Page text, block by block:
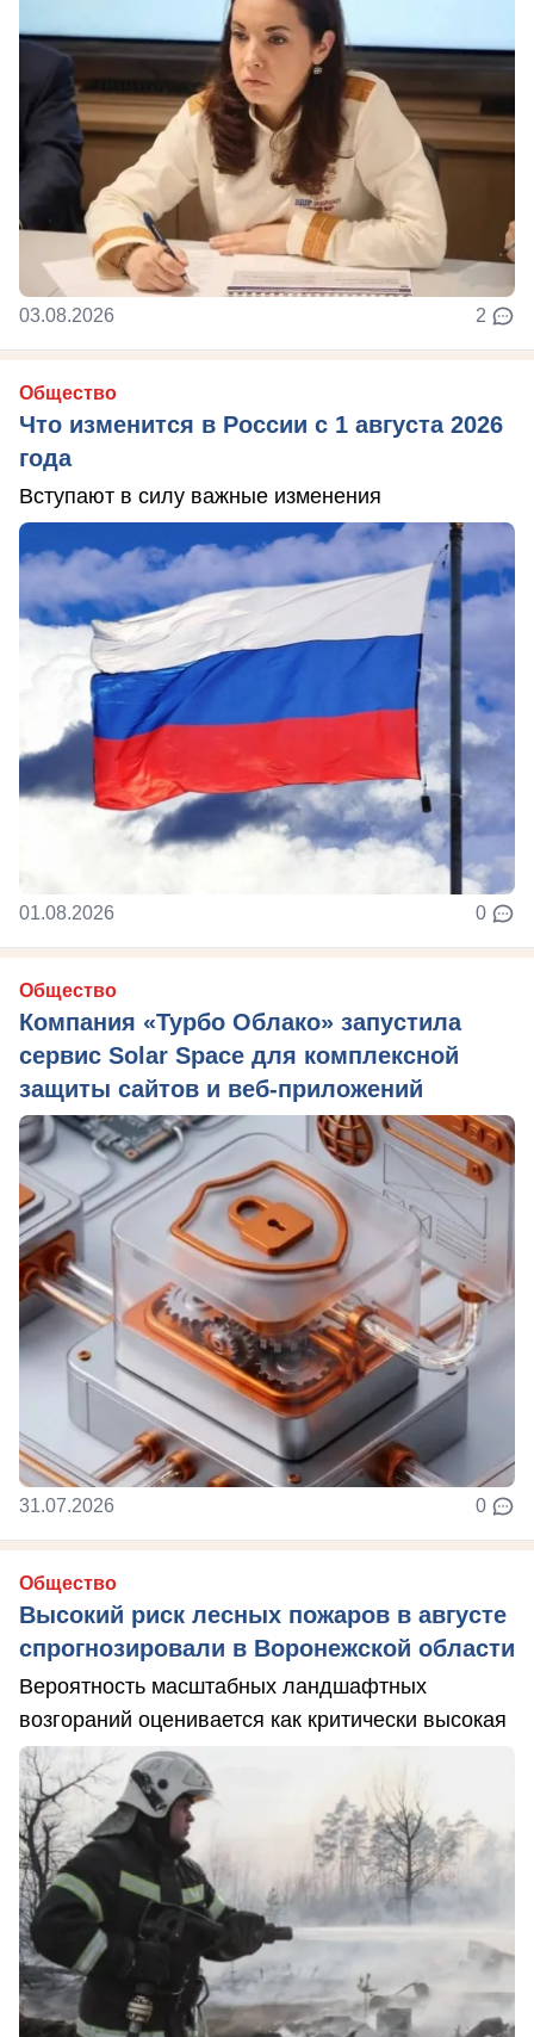
03.08.2026 2
Общество
Что изменится в России с 1 августа 2026
года
Вступают в силу важные изменения
01.08.2026 0
Общество
Компания «Турбо Облако» запустила
сервис Solar Space для комплексной
защиты сайтов и веб-приложений
31.07.2026 0
Общество
Высокий риск лесных пожаров в августе
спрогнозировали в Воронежской области
Вероятность масштабных ландшафтных
возгораний оценивается как критически высокая